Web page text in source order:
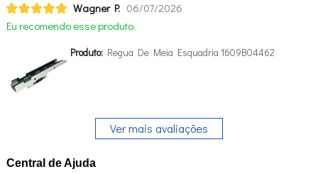
Wagner P. 06/07/2026
Eu recomendo esse produto.
Produto:Regua De Meia Esquadria 1609B04462
Ver mais avaliações
Central de Ajuda